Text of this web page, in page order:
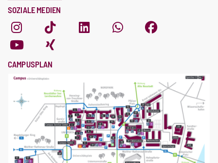
SOZIALE MEDIEN
CAMPUSPLAN